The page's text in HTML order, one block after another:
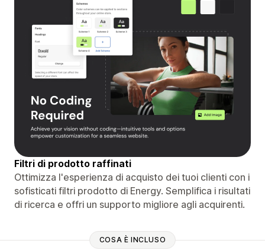
Filtri di prodotto raffinati
Ottimizza l'esperienza di acquisto dei tuoi clienti con i
sofisticati filtri prodotto di Energy. Semplifica i risultati
di ricerca e offri un supporto migliore agli acquirenti.
COSA È INCLUSO